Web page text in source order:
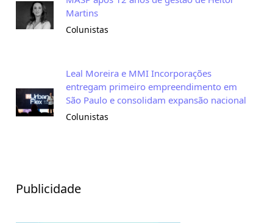
Martins
Colunistas
Leal Moreira e MMI Incorporações
entregam primeiro empreendimento em
São Paulo e consolidam expansão nacional
Colunistas
Publicidade